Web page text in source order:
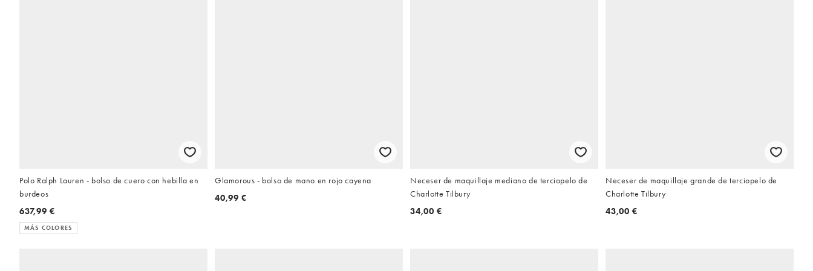
Polo Ralph Lauren - bolso de cuero con hebilla en
burdeos
637,99 €
MÁS COLORES
Glamorous - bolso de mano en rojo cayena
40,99 €
Neceser de maquillaje mediano de terciopelo de
Charlotte Tilbury
34,00 €
Neceser de maquillaje grande de terciopelo de
Charlotte Tilbury
43,00 €